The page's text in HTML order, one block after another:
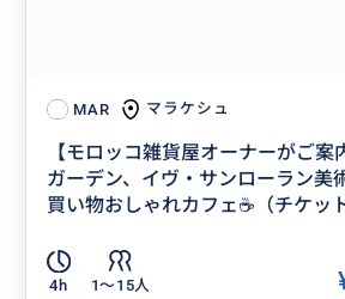
MAR マラケシュ
【モロッコ雑貨屋オーナーがご
ガーデン、イヴ・サンローラン美
買い物おしゃれカフェ☕️（チケッ
4h 1〜15人